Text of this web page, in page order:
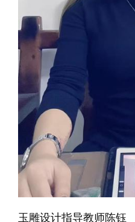
玉雕设计指导教师陈钰